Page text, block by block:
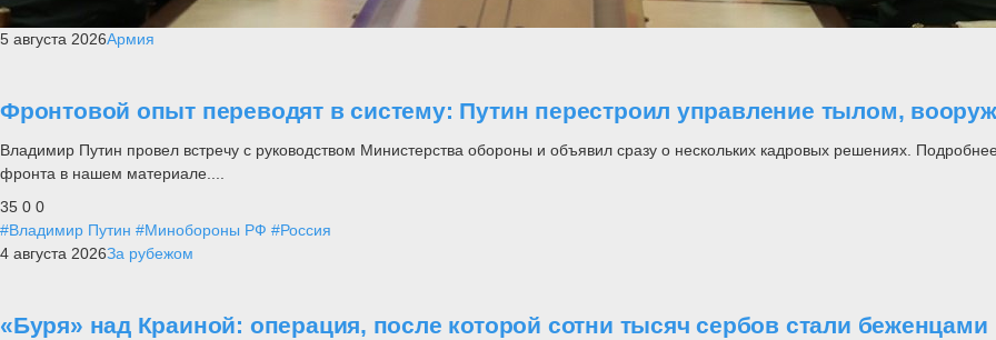
5 августа 2026Армия
Фронтовой опыт переводят в систему: Путин перестроил управление тылом,
Владимир Путин провел встречу с руководством Министерства обороны и объявил сразу о нескольких кадровых решениях.
фронта в нашем материале....
35 0 0
#Владимир Путин #Минобороны РФ #Россия
4 августа 2026За рубежом
«Буря» над Краиной: операция, после которой сотни тысяч сербов стали беженцами